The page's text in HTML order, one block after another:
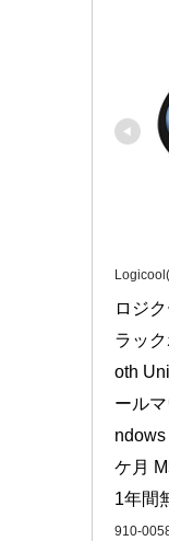
ロジ
ラッ
oth
ール
ケ月
1年間
910-